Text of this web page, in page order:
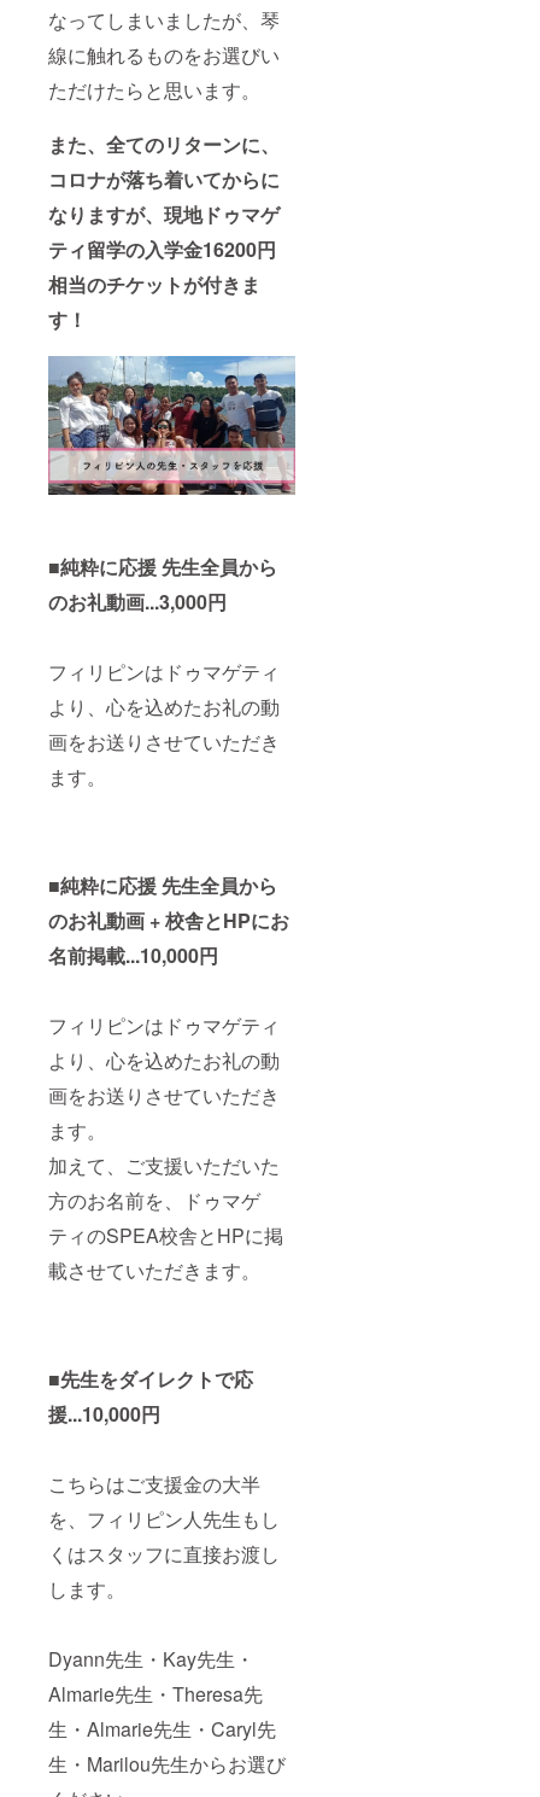
なってしまいましたが、琴
線に触れるものをお選びい
ただけたらと思います。
また、全てのリターンに、
コロナが落ち着いてからに
なりますが、現地ドゥマゲ
ティ留学の入学金16200円
相当のチケットが付きま
す！
■純粋に応援 先生全員から
のお礼動画...3,000円
フィリピンはドゥマゲティ
より、心を込めたお礼の動
画をお送りさせていただき
ます。
■純粋に応援 先生全員から
のお礼動画 + 校舎とHPにお
名前掲載...10,000円
フィリピンはドゥマゲティ
より、心を込めたお礼の動
画をお送りさせていただき
ます。
加えて、ご支援いただいた
方のお名前を、ドゥマゲ
ティのSPEA校舎とHPに掲
載させていただきます。
■先生をダイレクトで応
援...10,000円
こちらはご支援金の大半
を、フィリピン人先生もし
くはスタッフに直接お渡し
します。
Dyann先生・Kay先生・
Almarie先生・Theresa先
生・Almarie先生・Caryl先
生・Marilou先生からお選び